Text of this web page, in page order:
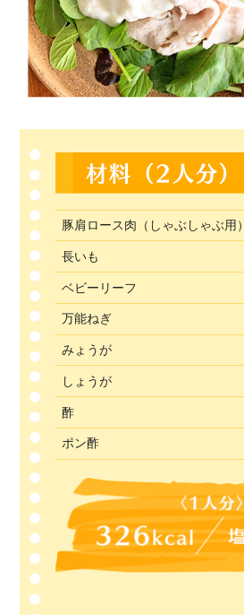
豚肩ロース肉（しゃぶしゃぶ用）
長いも
ベビーリーフ
万能ねぎ
みょうが
しょうが
酢
ポン酢